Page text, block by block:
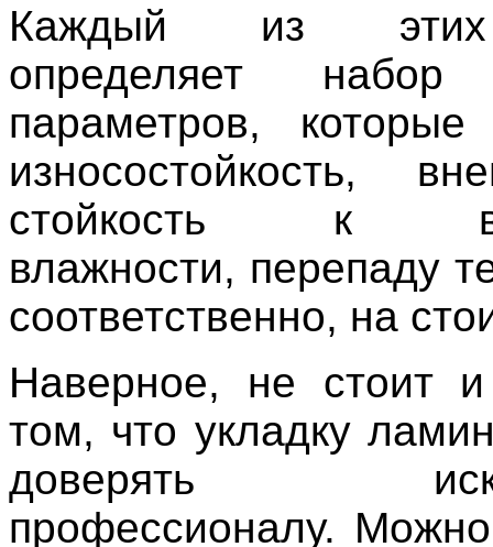
Каждый из этих
определяет набор
параметров,
износостойкость,
стойкость к
влажности, перепаду
соответственно, на
Наверное, не стоит
том, что укладку
доверять
профессионалу.